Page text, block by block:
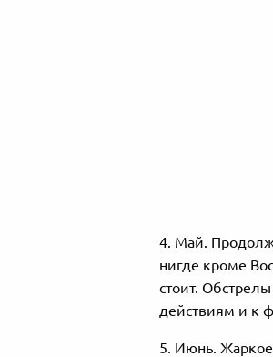
4. Май.
нигде кроме
стоит.
действиям и к
5. Июнь.